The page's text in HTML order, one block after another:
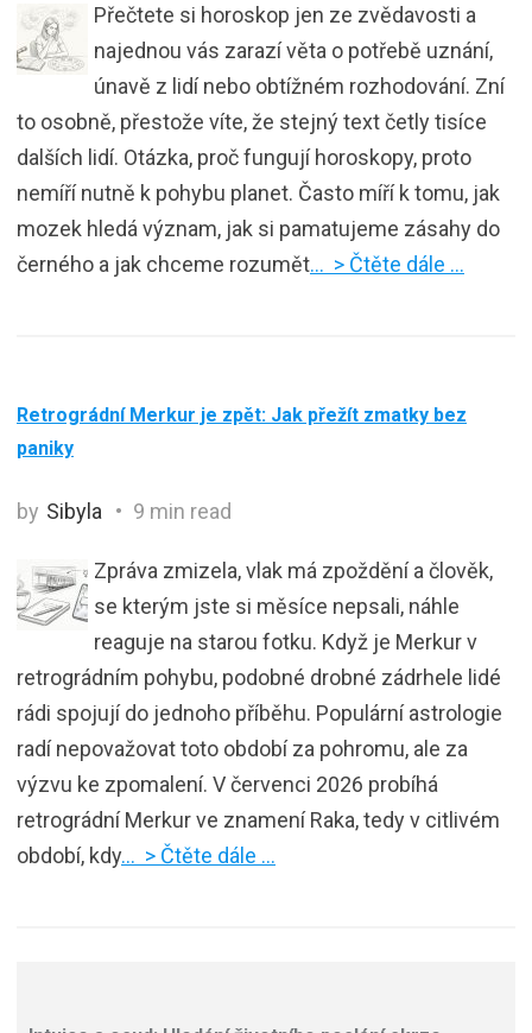
Přečtete si horoskop jen ze zvědavosti a
najednou vás zarazí věta o potřebě uznání,
únavě z lidí nebo obtížném rozhodování. Zní
to osobně, přestože víte, že stejný text četly tisíce
dalších lidí. Otázka, proč fungují horoskopy, proto
nemíří nutně k pohybu planet. Často míří k tomu, jak
mozek hledá význam, jak si pamatujeme zásahy do
černého a jak chceme rozumět… > Čtěte dále …
Retrográdní Merkur je zpět: Jak přežít zmatky bez
paniky
by Sibyla 9 min read
Zpráva zmizela, vlak má zpoždění a člověk,
se kterým jste si měsíce nepsali, náhle
reaguje na starou fotku. Když je Merkur v
retrográdním pohybu, podobné drobné zádrhele lidé
rádi spojují do jednoho příběhu. Populární astrologie
radí nepovažovat toto období za pohromu, ale za
výzvu ke zpomalení. V červenci 2026 probíhá
retrográdní Merkur ve znamení Raka, tedy v citlivém
období, kdy… > Čtěte dále …